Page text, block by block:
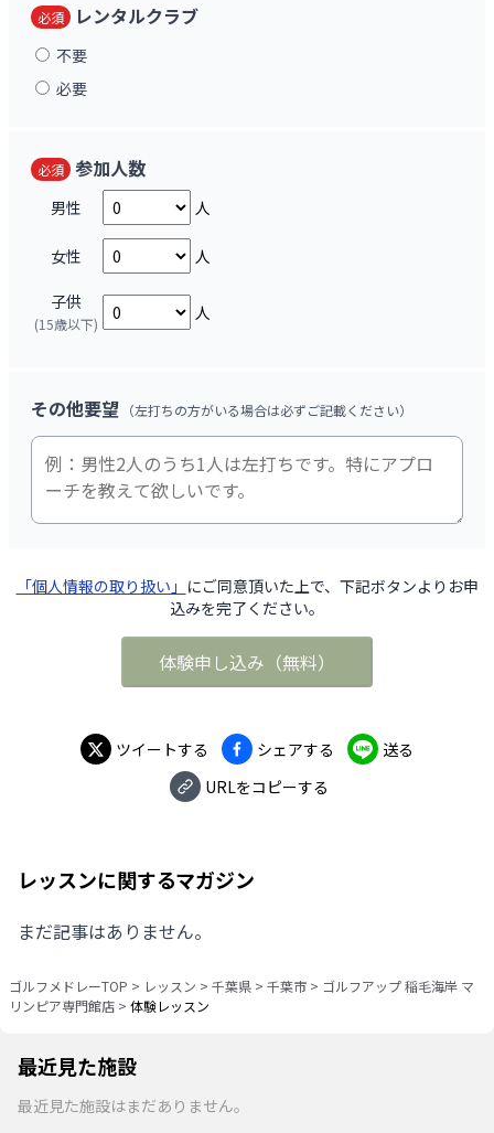
必須 レンタルクラブ
不要
必要
必須 参加人数
男性 人
女性 人
子供
(15歳以下)
人
その他要望 （左打ちの方がいる場合は必ずご記載ください）
「個人情報の取り扱い」 にご同意頂いた上で、下記ボタンよりお申
込みを完了ください。
体験申し込み （無料）
ツイートする シェアする
送る
URLをコピーする
レッスンに関するマガジン
まだ記事はありません。
ゴルフメドレーTOP > レッスン > 千葉県 > 千葉市 > ゴルフアップ 稲毛海岸 マ
リンピア専門館店 > 体験レッスン
最近見た施設
最近見た施設はまだありません。